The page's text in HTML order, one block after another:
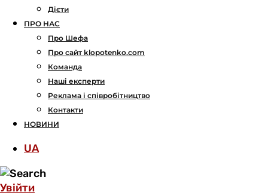
Дієти
ПРО НАС
Про Шефа
Про сайт klopotenko.com
Команда
Наші експерти
Реклама і співробітництво
Контакти
НОВИНИ
UA
Увійти